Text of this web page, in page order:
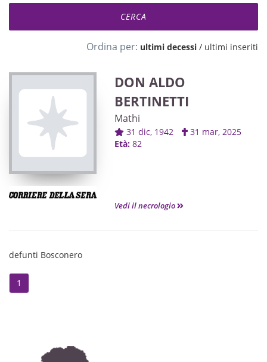
Ordina per: ultimi decessi / ultimi inseriti
DON ALDO
BERTINETTI
Mathi
31 dic, 1942
31 mar, 2025
Età: 82
Vedi il necrologio
defunti Bosconero
1